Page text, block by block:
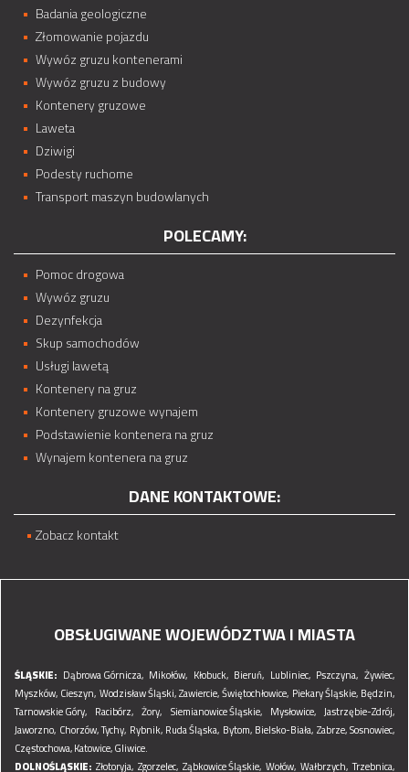
Badania geologiczne
Złomowanie pojazdu
Wywóz gruzu kontenerami
Wywóz gruzu z budowy
Kontenery gruzowe
Laweta
Dziwigi
Podesty ruchome
Transport maszyn budowlanych
POLECAMY:
Pomoc drogowa
Wywóz gruzu
Dezynfekcja
Skup samochodów
Usługi lawetą
Kontenery na gruz
Kontenery gruzowe wynajem
Podstawienie kontenera na gruz
Wynajem kontenera na gruz
DANE KONTAKTOWE:
Zobacz kontakt
OBSŁUGIWANE WOJEWÓDZTWA I MIASTA
ŚLĄSKIE: Dąbrowa Górnicza, Mikołów, Kłobuck, Bieruń, Lubliniec, Pszczyna, Żywiec,
Myszków, Cieszyn, Wodzisław Śląski,Zawiercie,Świętochłowice, Piekary Śląskie, Będzin,
Tarnowskie Góry, Racibórz, Żory, Siemianowice Śląskie, Mysłowice, Jastrzębie-Zdrój,
Jaworzno, Chorzów,Tychy, Rybnik, Ruda Śląska, Bytom, Bielsko-Biała, Zabrze,Sosnowiec,
Częstochowa,Katowice,Gliwice.
DOLNOŚLĄSKIE: Złotoryja, Zgorzelec, Ząbkowice Śląskie, Wołów, Wałbrzych, Trzebnica,